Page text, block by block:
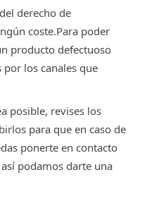
derecho de
coste.Para poder
producto defectuoso
los canales que
posible, revises los
para que en caso de
ponerte en contacto
podamos darte una